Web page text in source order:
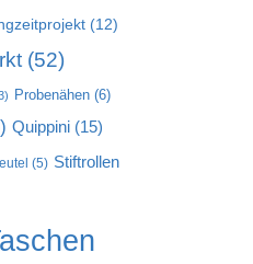
(12)
(52)
Probenähen(6)
Quippini(15)
(5) Stiftrollen